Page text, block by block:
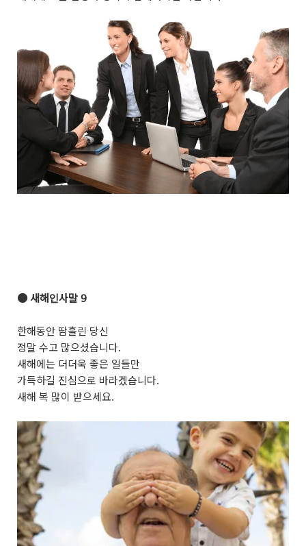
● 새해인사말 9
한해동안 땀흘린 당신
정말 수고 많으셨습니다.
새해에는 더더욱 좋은 일들만
가득하길 진심으로 바라겠습니다.
새해 복 많이 받으세요.